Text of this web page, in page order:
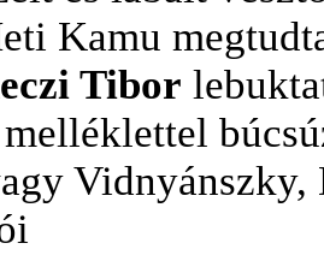
Kamu
Tibor
Vidnyánszky,